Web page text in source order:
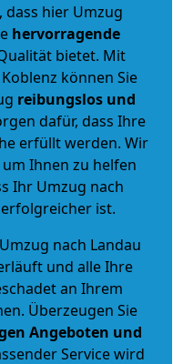
dass hier Umzug
hervorragende
bietet. Mit
können Sie
reibungslos und
dafür, dass Ihre
erfüllt werden. Wir
Ihnen zu helfen
Ihr Umzug nach
ist.
nach Landau
und alle Ihre
an Ihrem
Überzeugen Sie
Angeboten und
Service wird